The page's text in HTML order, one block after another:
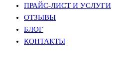
ПРАЙС-ЛИСТ И УСЛУГИ
ОТЗЫВЫ
БЛОГ
КОНТАКТЫ